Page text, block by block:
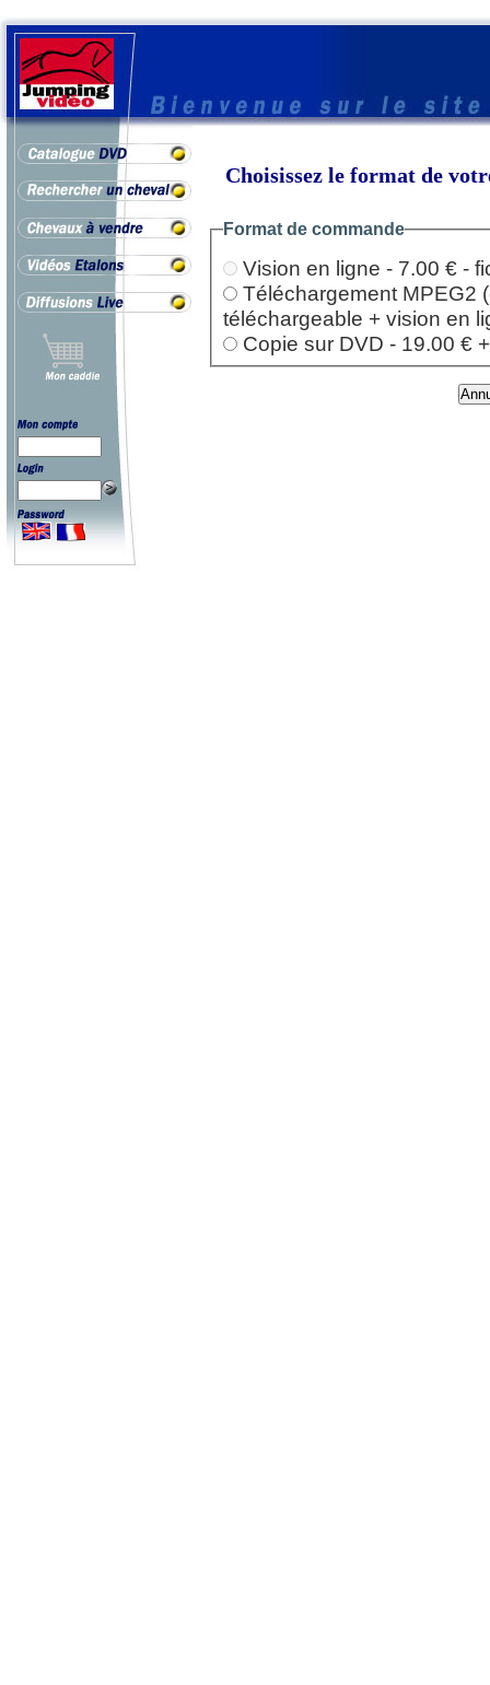
Choisissez le format de
Format de commande
Vision en ligne - 7.00 € -
Téléchargement MPEG2
téléchargeable + vision en
Copie sur DVD - 19.00 €